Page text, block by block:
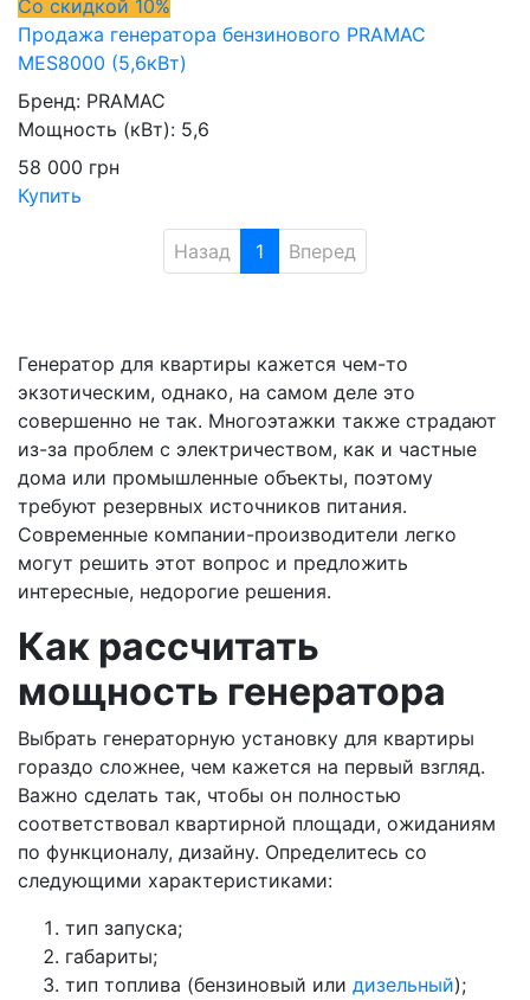
Со скидкой 10%
Продажа генератора бензинового PRAMAC
MES8000 (5,6кВт)
Бренд: PRAMAC
Мощность (кВт): 5,6
58 000 грн
Купить
Назад 1 Вперед
Генератор для квартиры кажется чем-то
экзотическим, однако, на самом деле это
совершенно не так. Многоэтажки также страдают
из-за проблем с электричеством, как и частные
дома или промышленные объекты, поэтому
требуют резервных источников питания.
Современные компании-производители легко
могут решить этот вопрос и предложить
интересные, недорогие решения.
Как рассчитать
мощность генератора
Выбрать генераторную установку для квартиры
гораздо сложнее, чем кажется на первый взгляд.
Важно сделать так, чтобы он полностью
соответствовал квартирной площади, ожиданиям
по функционалу, дизайну. Определитесь со
следующими характеристиками:
тип запуска;
габариты;
тип топлива (бензиновый или дизельный);